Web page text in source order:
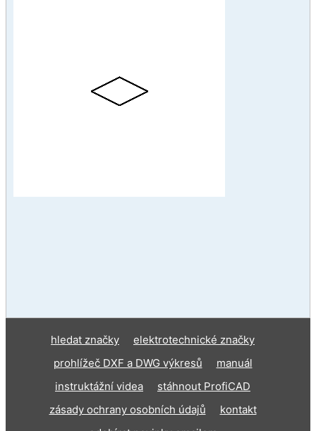
hledat značky
elektrotechnické značky
prohlížeč DXF a DWG výkresů
manuál
instruktážní videa
stáhnout ProfiCAD
zásady ochrany osobních údajů
kontakt